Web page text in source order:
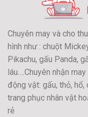
Chuyên may và cho
hình như : chuột
Pikachu, gấu Panda,
láu….Chuyên nhận
động vật: gấu, thỏ,
trang phục nhân vật
rẻ